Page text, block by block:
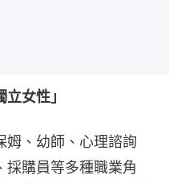
女性」
姆、幼師、心理諮詢
採購員等多種職業角